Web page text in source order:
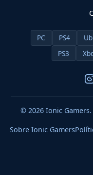
PC PS4
PS3
© 2026 Ionic
Sobre Ionic Gamers